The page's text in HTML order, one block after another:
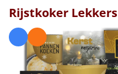
€40 tot €45
€45 tot €50
Rijstkoker Lekkers